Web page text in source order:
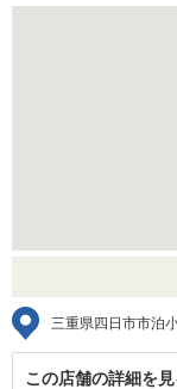
三重県四日市市泊
この店舗の詳細を見